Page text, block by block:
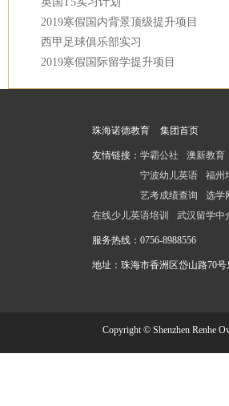
2019寒假国内背景顶级提升项目
西甲足球俱乐部实习
2019寒假国际留学提升项目
珠海诺德教育 集团首页
友情链接： 学霸公社 澳新教育
宁波幼儿英语
福州
艺考成绩查询
选学
在线少儿英语培训
武汉留学中
服务热线： 0756-8988556
地址：珠海市香洲区岱山路70
Copyright © Shenzhen Renhe